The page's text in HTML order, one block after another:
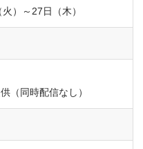
）～27日（木）
（同時配信なし）